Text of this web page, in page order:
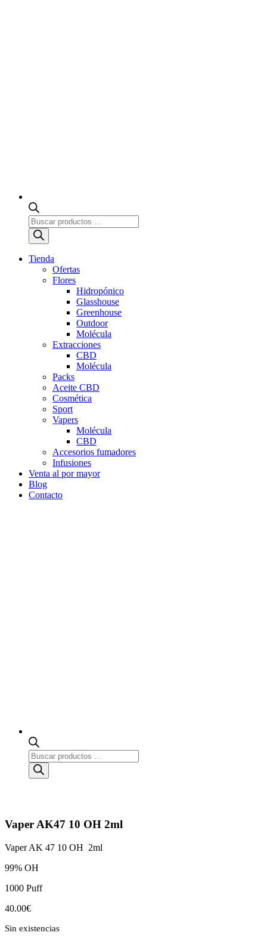
Búsqueda
de
productos
Tienda
Ofertas
Flores
Hidropónico
Glasshouse
Greenhouse
Outdoor
Molécula
Extracciones
CBD
Molécula
Packs
Aceite CBD
Cosmética
Sport
Vapers
Molécula
CBD
Accesorios fumadores
Infusiones
Venta al por mayor
Blog
Contacto
Búsqueda
de
productos
Vaper AK47 10 OH 2ml
Vaper AK 47 10 OH 2ml
99% OH
1000 Puff
40.00€
Sin existencias